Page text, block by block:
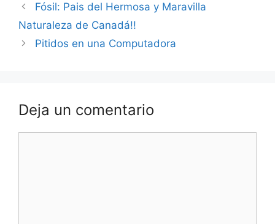
Fósil: Pais del Hermosa y Maravilla
Naturaleza de Canadá!!
Pitidos en una Computadora
Deja un comentario